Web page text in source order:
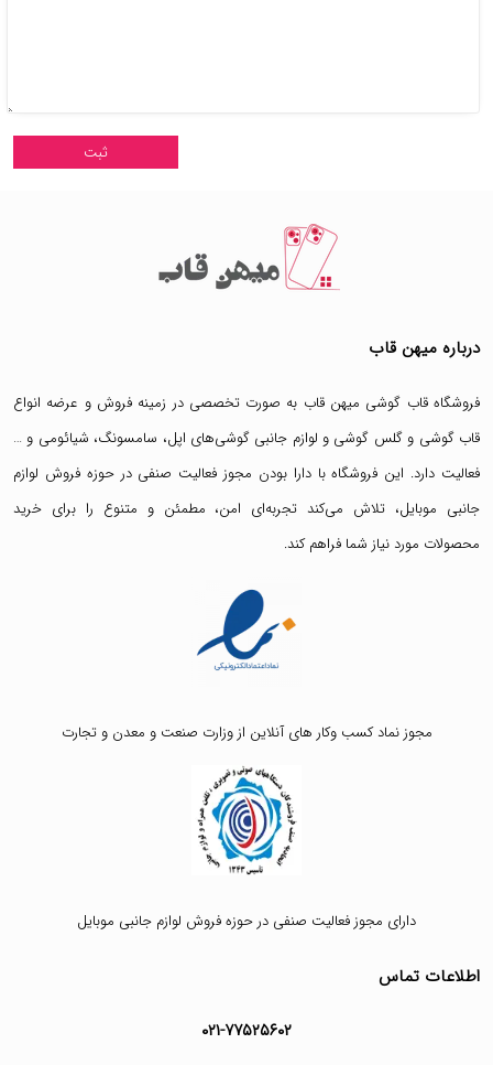
درباره میهن قاب
فروشگاه قاب گوشی میهن قاب به صورت تخصصی در زمینه فروش و عرضه انواع
قاب گوشی وگلس گوشی و لوازم جانبی گوشی‌های اپل، سامسونگ، شیائومی و …
فعالیت دارد. این فروشگاه با دارا بودن مجوز فعالیت صنفی در حوزه فروش لوازم
جانبی موبایل، تلاش می‌کند تجربه‌ای امن، مطمئن و متنوع را برای خرید
محصولات مورد نیاز شما فراهم کند.
مجوز نماد کسب وکار های آنلاین از وزارت صنعت و معدن و تجارت
دارای مجوز فعالیت صنفی در حوزه فروش لوازم جانبی موبایل
اطلاعات تماس
۰۲۱-۷۷۵۲۵۶۰۲